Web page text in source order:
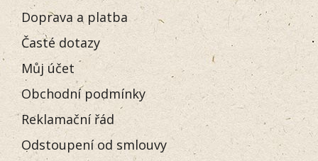
Doprava a platba
Časté dotazy
Můj účet
Obchodní podmínky
Reklamační řád
Odstoupení od smlouvy